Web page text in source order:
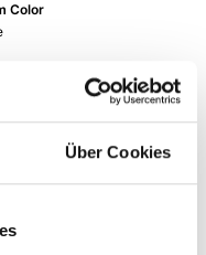
Über Cookies
Color